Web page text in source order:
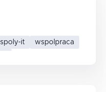
it
wspolpraca